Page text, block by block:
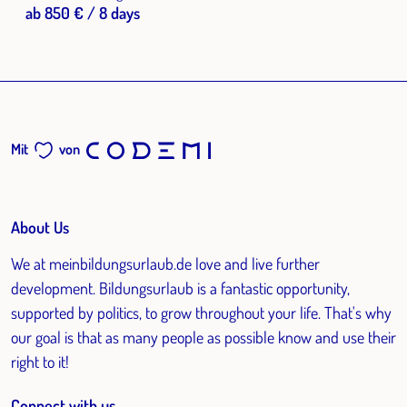
ab 850 € / 8 days
Mit von
About Us
We at meinbildungsurlaub.de love and live further
development. Bildungsurlaub is a fantastic opportunity,
supported by politics, to grow throughout your life. That's why
our goal is that as many people as possible know and use their
right to it!